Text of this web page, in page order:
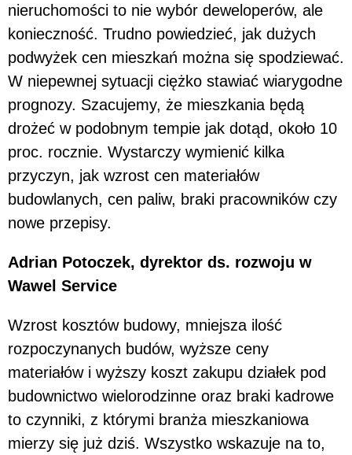
nieruchomości to nie wybór deweloperów, ale
konieczność. Trudno powiedzieć, jak dużych
podwyżek cen mieszkań można się spodziewać.
W niepewnej sytuacji ciężko stawiać wiarygodne
prognozy. Szacujemy, że mieszkania będą
drożeć w podobnym tempie jak dotąd, około 10
proc. rocznie. Wystarczy wymienić kilka
przyczyn, jak wzrost cen materiałów
budowlanych, cen paliw, braki pracowników czy
nowe przepisy.
Adrian Potoczek, dyrektor ds. rozwoju w
Wawel Service
Wzrost kosztów budowy, mniejsza ilość
rozpoczynanych budów, wyższe ceny
materiałów i wyższy koszt zakupu działek pod
budownictwo wielorodzinne oraz braki kadrowe
to czynniki, z którymi branża mieszkaniowa
mierzy się już dziś. Wszystko wskazuje na to,